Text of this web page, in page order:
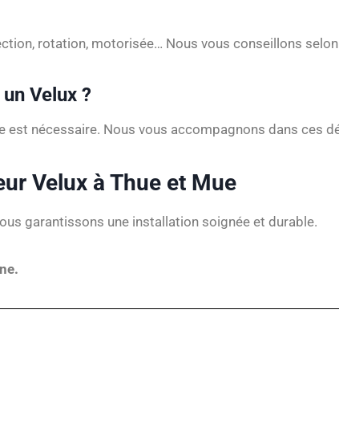
rotation, motorisée… Nous vous conseillons
Velux ?
est nécessaire. Nous vous accompagnons dans ces
Velux à Thue et Mue
garantissons une installation soignée et durable.